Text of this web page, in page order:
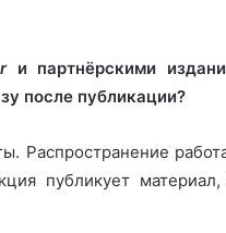
и партнёрскими
после публикации?
Распространение
публикует